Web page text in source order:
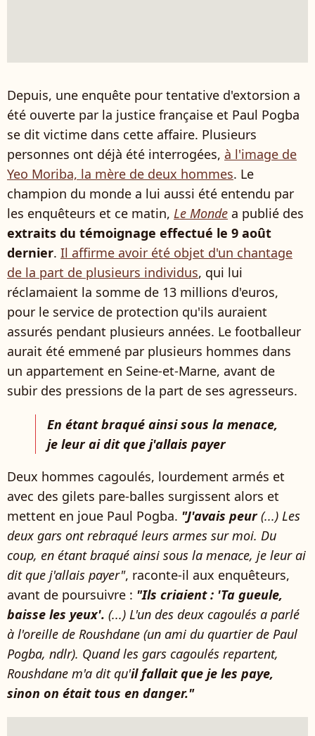
Depuis, une enquête pour tentative d'extorsion a
été ouverte par la justice française et Paul Pogba
se dit victime dans cette affaire. Plusieurs
personnes ont déjà été interrogées, à l'image de
Yeo Moriba, la mère de deux hommes. Le
champion du monde a lui aussi été entendu par
les enquêteurs et ce matin, Le Monde a publié des
extraits du témoignage effectué le 9 août
dernier. Il affirme avoir été objet d'un chantage
de la part de plusieurs individus, qui lui
réclamaient la somme de 13 millions d'euros,
pour le service de protection qu'ils auraient
assurés pendant plusieurs années. Le footballeur
aurait été emmené par plusieurs hommes dans
un appartement en Seine-et-Marne, avant de
subir des pressions de la part de ses agresseurs.
En étant braqué ainsi sous la menace,
je leur ai dit que j'allais payer
Deux hommes cagoulés, lourdement armés et
avec des gilets pare-balles surgissent alors et
mettent en joue Paul Pogba. "J'avais peur(...) Les
deux gars ont rebraqué leurs armes sur moi. Du
coup, en étant braqué ainsi sous la menace, je leur ai
dit que j'allais payer", raconte-il aux enquêteurs,
avant de poursuivre : "Ils criaient : 'Ta gueule,
baisse les yeux'. (...) L'un des deux cagoulés a parlé
à l'oreille de Roushdane (un ami du quartier de Paul
Pogba, ndlr). Quand les gars cagoulés repartent,
Roushdane m'a dit qu'il fallait que je les paye,
sinon on était tous en danger."